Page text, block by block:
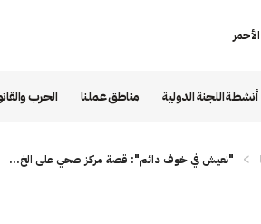
أنشطة اللجنة الدولية مناطق عملنا الحرب
"نعيش في خوف دائم": قصة مركز صحي على الخ...